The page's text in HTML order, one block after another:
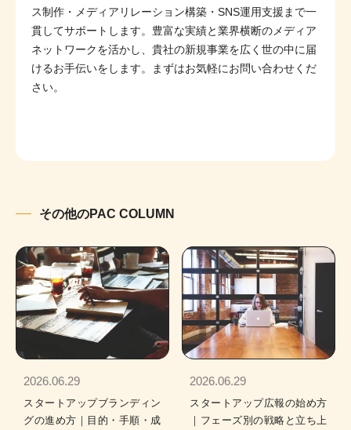
ス制作・メディアリレーション構築・SNS運用支援まで一
貫してサポートします。豊富な実績と業界横断のメディア
ネットワークを活かし、貴社の新規事業を広く世の中に届
けるお手伝いをします。まずはお気軽にお問い合わせくだ
さい。
その他のPAC COLUMN
2026.06.29
スタートアップブランディン
グの進め方｜目的・手順・成
2026.06.29
スタートアップ広報の始め方
｜フェーズ別の戦略と立ち上